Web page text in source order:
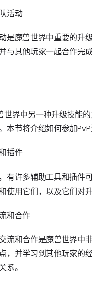
活动
是魔兽世界中重要的升
与其他玩家一起合作完
世界中另一种升级技能
本节将介绍如何参加
插件
有许多辅助工具和插件
使用它们，以及它们对
和合作
流和合作是魔兽世界中
，并学习到其他玩家的
系。